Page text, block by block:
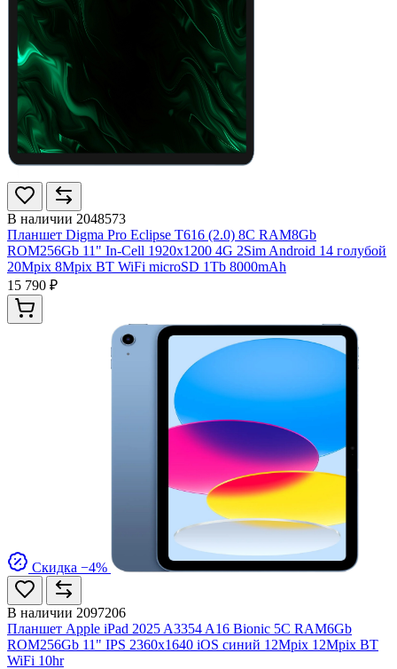
В наличии 2048573
Планшет Digma Pro Eclipse T616 (2.0) 8C RAM8Gb
ROM256Gb 11" In-Cell 1920x1200 4G 2Sim Android 14 голубой
20Mpix 8Mpix BT WiFi microSD 1Tb 8000mAh
15 790 ₽
Скидка −4%
В наличии 2097206
Планшет Apple iPad 2025 A3354 A16 Bionic 5C RAM6Gb
ROM256Gb 11" IPS 2360x1640 iOS синий 12Mpix 12Mpix BT
WiFi 10hr